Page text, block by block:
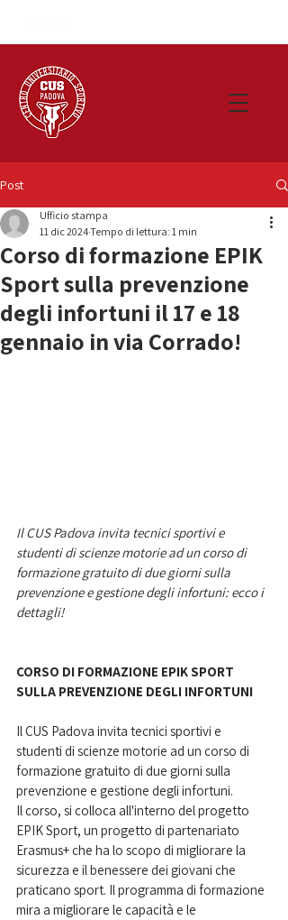
Post
Corso di formazione EPIK
Sport sulla prevenzione
degli infortuni il 17 e 18
gennaio in via Corrado!
Ufficio stampa
11 dic 2024Tempo di lettura: 1 min
Il CUS Padova invita tecnici sportivi e
studenti di scienze motorie ad un corso di
formazione gratuito di due giorni sulla
prevenzione e gestione degli infortuni: ecco i
dettagli!
CORSO DI FORMAZIONE EPIK SPORT
SULLA PREVENZIONE DEGLI INFORTUNI
Il CUS Padova invita tecnici sportivi e
studenti di scienze motorie ad un corso di
formazione gratuito di due giorni sulla
prevenzione e gestione degli infortuni.
Il corso, si colloca all'interno del progetto
EPIK Sport, un progetto di partenariato
Erasmus+ che ha lo scopo di migliorare la
sicurezza e il benessere dei giovani che
praticano sport. Il programma di formazione
mira a migliorare le capacità e le